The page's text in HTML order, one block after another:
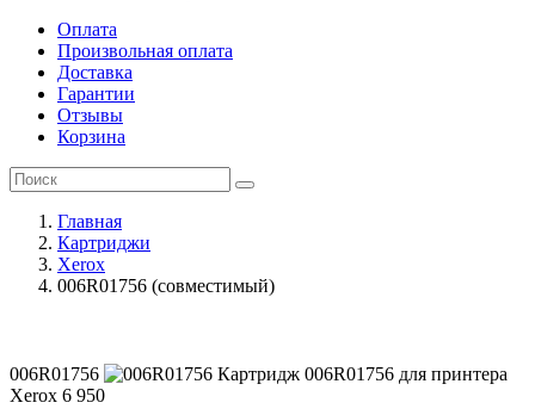
Оплата
Произвольная оплата
Доставка
Гарантии
Отзывы
Корзина
Главная
Картриджи
Xerox
006R01756 (совместимый)
006R01756
Картридж 006R01756 для принтера
Xerox 6 950